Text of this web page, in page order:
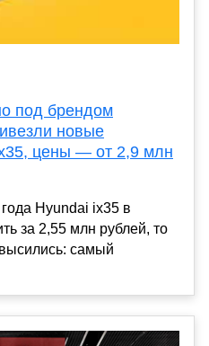
под брендом
новые
цены — от 2,9 млн
Hyundai ix35 в
за 2,55 млн рублей, то
самый